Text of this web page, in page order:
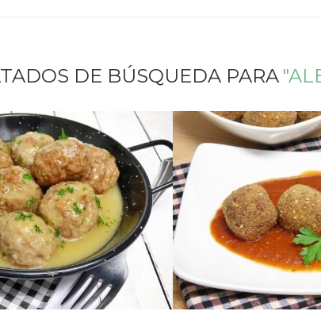
DE BÚSQUEDA PARA